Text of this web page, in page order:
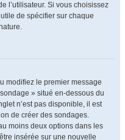
l’utilisateur. Si vous choisissez
de spécifier sur chaque
modifiez le premier message
» situé en-dessous du
n’est pas disponible, il est
de créer des sondages.
moins deux options dans les
insérée sur une nouvelle